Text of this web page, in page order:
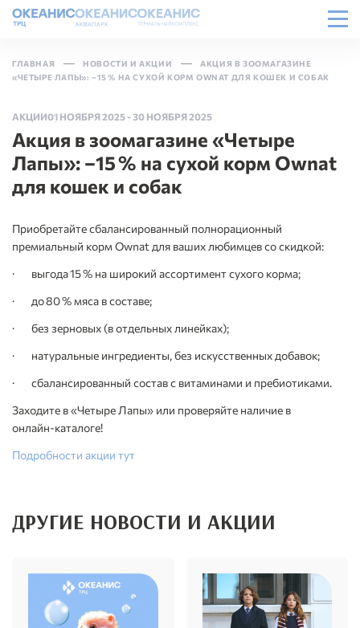
ГЛАВНАЯ НОВОСТИ И АКЦИИ
АКЦИЯ В ЗООМАГАЗИНЕ
«ЧЕТЫРЕ ЛАПЫ»: −15 % НА СУХОЙ КОРМ OWNAT ДЛЯ КОШЕК И СОБАК
АКЦИИ01 НОЯБРЯ 2025-30 НОЯБРЯ 2025
Акция в зоомагазине «Четыре
Лапы»: −15 % на сухой корм Ownat
для кошек и собак
Приобретайте сбалансированный полнорационный
премиальный корм Ownat для ваших любимцев со скидкой:
· выгода 15 % на широкий ассортимент сухого корма;
· до 80 % мяса в составе;
· без зерновых (в отдельных линейках);
· натуральные ингредиенты, без искусственных добавок;
· сбалансированный состав с витаминами и пребиотиками.
Заходите в «Четыре Лапы» или проверяйте наличие в
онлайн‑каталоге!
Подробности акции тут
ДРУГИЕ НОВОСТИ И АКЦИИ